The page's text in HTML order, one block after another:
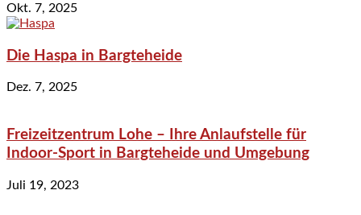
Okt. 7, 2025
Die Haspa in Bargteheide
Dez. 7, 2025
Freizeitzentrum Lohe – Ihre Anlaufstelle für
Indoor-Sport in Bargteheide und Umgebung
Juli 19, 2023